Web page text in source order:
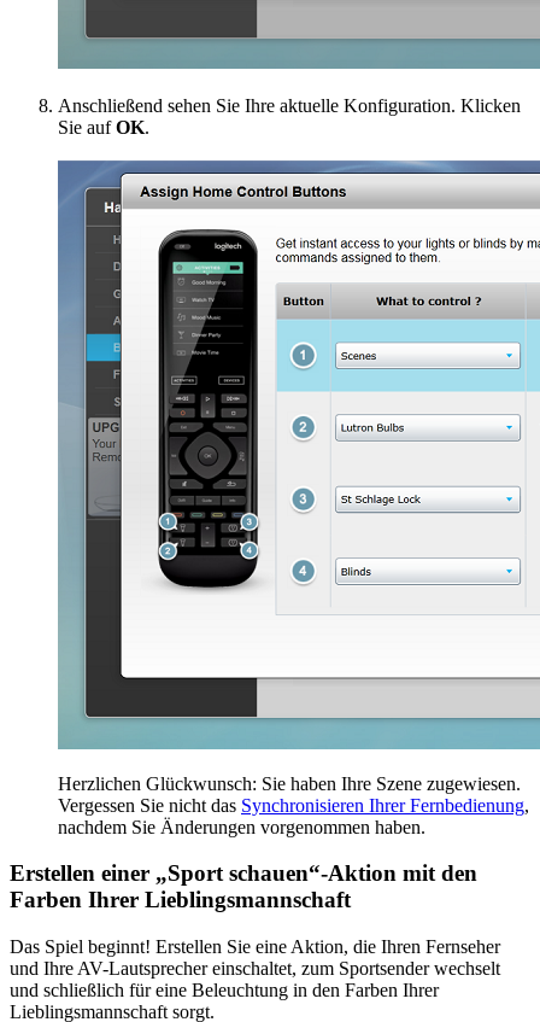
Anschließend sehen Sie Ihre aktuelle Konfiguration. Klicken
Sie aufOK.
Herzlichen Glückwunsch: Sie haben Ihre Szene zugewiesen.
Vergessen Sie nicht das Synchronisieren Ihrer Fernbedienung,
nachdem Sie Änderungen vorgenommen haben.
Erstellen einer „Sport schauen“-Aktion mit den
Farben Ihrer Lieblingsmannschaft
Das Spiel beginnt! Erstellen Sie eine Aktion, die Ihren Fernseher
und Ihre AV-Lautsprecher einschaltet, zum Sportsender wechselt
und schließlich für eine Beleuchtung in den Farben Ihrer
Lieblingsmannschaft sorgt.